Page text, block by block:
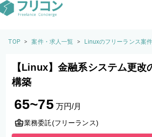
TOP > 案件・求人一覧 > Linuxのフリーランス案
【Linux】金融系システム更改
構築
65~75 万円/月
業務委託(フリーランス)